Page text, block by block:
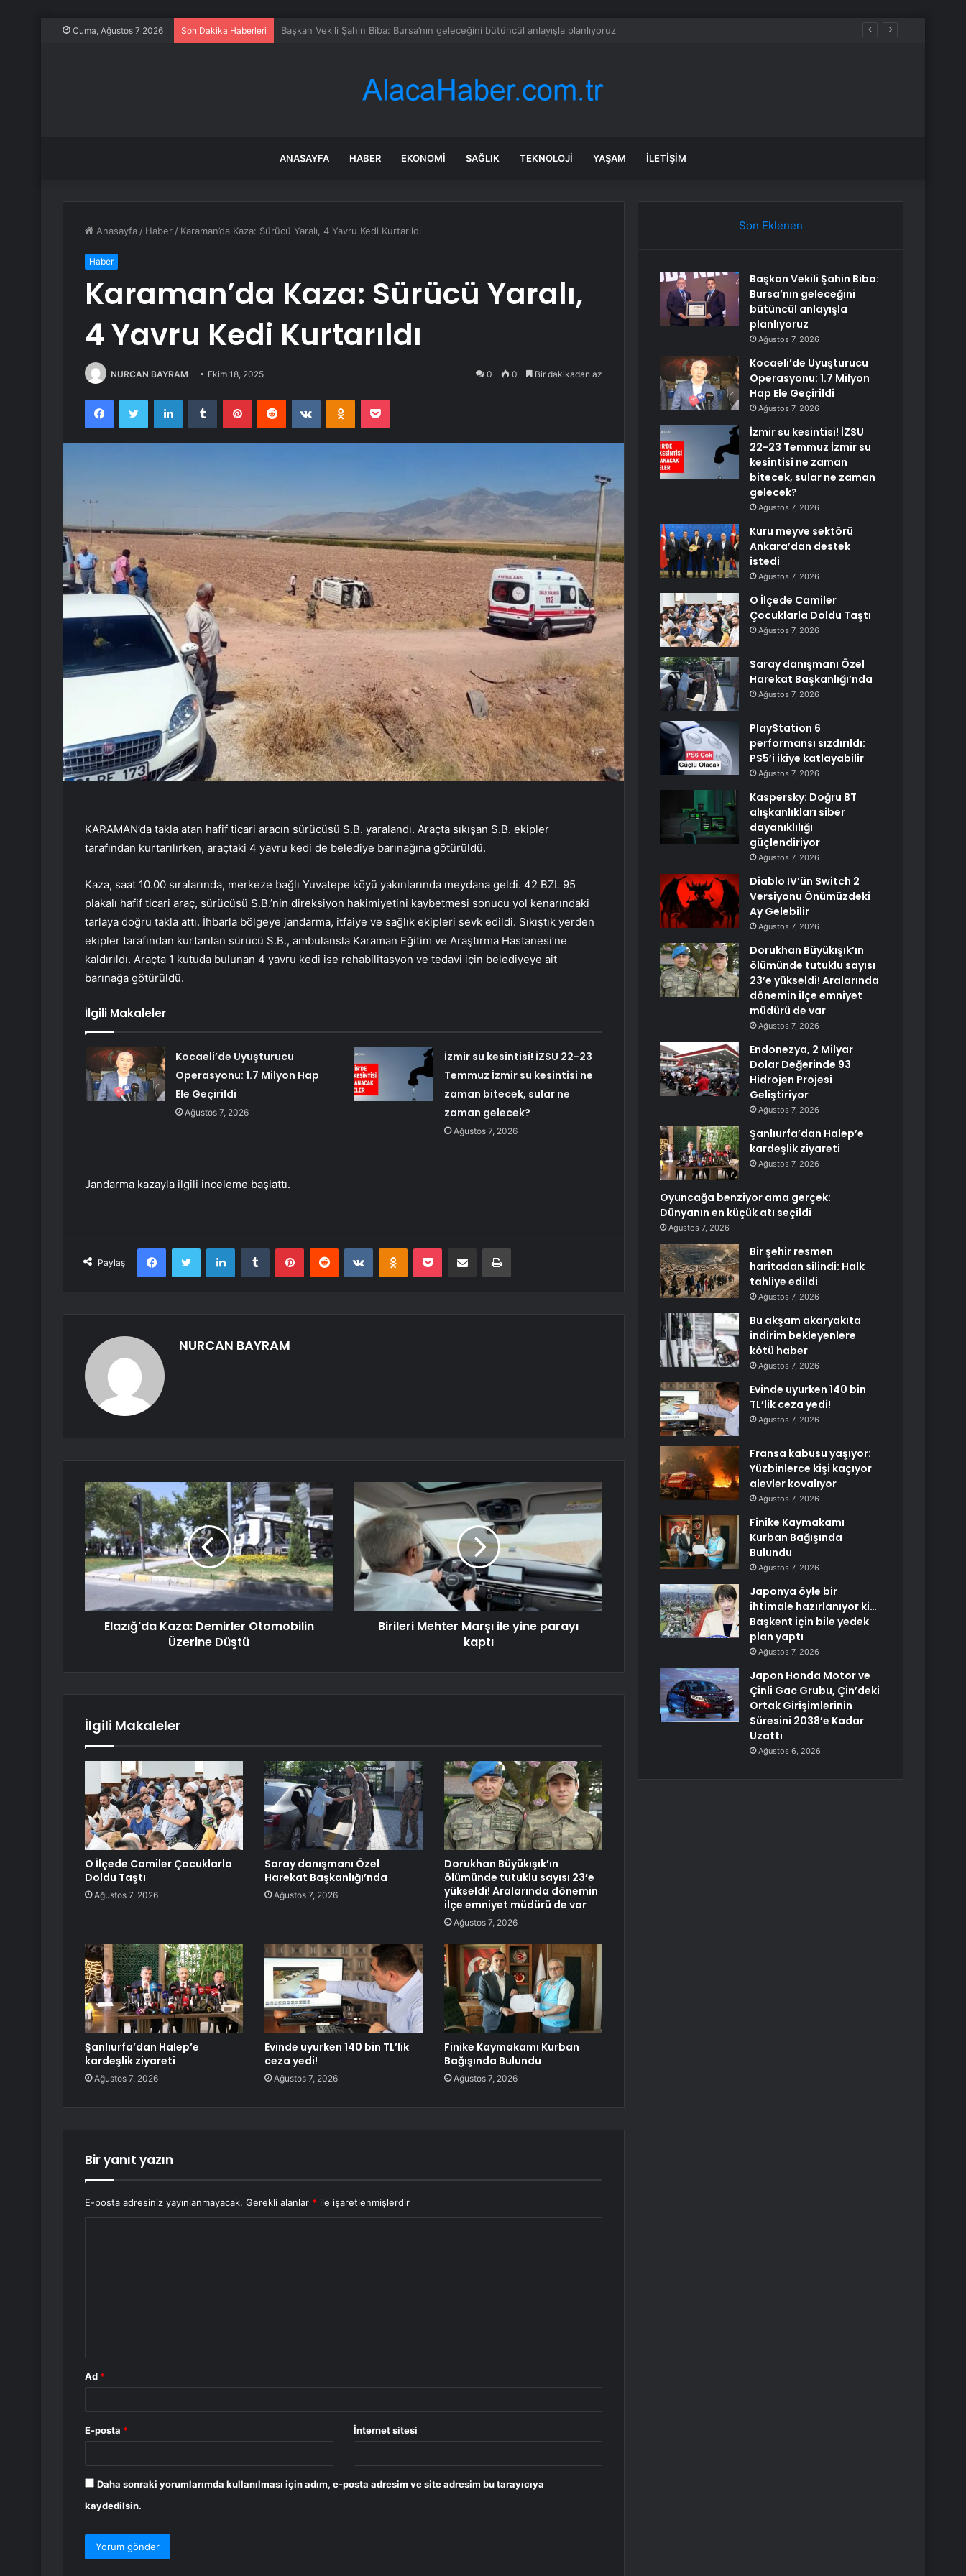
Cuma, Ağustos 7 2026 Son Dakika Haberleri Kocaeli’de Uyuşturucu Operasyonu: 1.7 Milyon Hap Ele Geçirildi
ANASAYFA HABER EKONOMI SAĞLIK TEKNOLOJI YAŞAM İLETIŞIM
Anasayfa / Haber / Karaman’da Kaza: Sürücü Yaralı, 4 Yavru Kedi Kurtarıldı
Haber
Karaman’da Kaza: Sürücü Yaralı,
4 Yavru Kedi Kurtarıldı
NURCAN BAYRAM Ekim 18, 2025 0 0 Bir dakikadan az
FacebookTwitter LinkedInTumblr PinterestReddit VKontakteOdnoklassniki
Pocket
KARAMAN’da takla atan hafif ticari aracın sürücüsü S.B. yaralandı. Araçta sıkışan S.B. ekipler
tarafından kurtarılırken, araçtaki 4 yavru kedi de belediye barınağına götürüldü.
Kaza, saat 10.00 sıralarında, merkeze bağlı Yuvatepe köyü yakınlarında meydana geldi. 42 BZL 95
plakalı hafif ticari araç, sürücüsü S.B.’nin direksiyon hakimiyetini kaybetmesi sonucu yol kenarındaki
tarlaya doğru takla attı. İhbarla bölgeye jandarma, itfaiye ve sağlık ekipleri sevk edildi. Sıkıştık yerden
ekipler tarafından kurtarılan sürücü S.B., ambulansla Karaman Eğitim ve Araştırma Hastanesi’ne
kaldırıldı. Araçta 1 kutuda bulunan 4 yavru kedi ise rehabilitasyon ve tedavi için belediyeye ait
barınağa götürüldü.
İlgili Makaleler
Kocaeli’de Uyuşturucu
Operasyonu: 1.7 Milyon Hap
Ele Geçirildi
Ağustos 7, 2026
İzmir su kesintisi! İZSU 22-23
Temmuz İzmir su kesintisi ne
zaman bitecek, sular ne
zaman gelecek?
Ağustos 7, 2026
Jandarma kazayla ilgili inceleme başlattı.
Paylaş
FacebookTwitter LinkedInTumblr PinterestReddit VKontakteOdnoklassniki
Pocket E-Posta ile paylaş Yazdır
NURCAN BAYRAM
Elazığ'da Kaza: Demirler Otomobilin
Üzerine Düştü
Birileri Mehter Marşı ile yine parayı
kaptı
İlgili Makaleler
O İlçede Camiler Çocuklarla
Doldu Taştı
Ağustos 7, 2026
Saray danışmanı Özel
Harekat Başkanlığı’nda
Ağustos 7, 2026
Dorukhan Büyükışık’ın
ölümünde tutuklu sayısı 23’e
yükseldi! Aralarında dönemin
ilçe emniyet müdürü de var
Ağustos 7, 2026
Şanlıurfa’dan Halep’e
kardeşlik ziyareti
Ağustos 7, 2026
Evinde uyurken 140 bin TL’lik
ceza yedi!
Ağustos 7, 2026
Finike Kaymakamı Kurban
Bağışında Bulundu
Ağustos 7, 2026
Bir yanıt yazın
E-posta adresiniz yayınlanmayacak. Gerekli alanlar * ile işaretlenmişlerdir
Ad *
E-posta * İnternet sitesi
Daha sonraki yorumlarımda kullanılması için adım, e-posta adresim ve site adresim bu tarayıcıya
kaydedilsin.
Son Eklenen
Başkan Vekili Şahin Biba:
Bursa’nın geleceğini
bütüncül anlayışla
planlıyoruz
Ağustos 7, 2026
Kocaeli’de Uyuşturucu
Operasyonu: 1.7 Milyon
Hap Ele Geçirildi
Ağustos 7, 2026
İzmir su kesintisi! İZSU
22-23 Temmuz İzmir su
kesintisi ne zaman
bitecek, sular ne zaman
gelecek?
Ağustos 7, 2026
Kuru meyve sektörü
Ankara’dan destek
istedi
Ağustos 7, 2026
O İlçede Camiler
Çocuklarla Doldu Taştı
Ağustos 7, 2026
Saray danışmanı Özel
Harekat Başkanlığı’nda
Ağustos 7, 2026
PlayStation 6
performansı sızdırıldı:
PS5’i ikiye katlayabilir
Ağustos 7, 2026
Kaspersky: Doğru BT
alışkanlıkları siber
dayanıklılığı
güçlendiriyor
Ağustos 7, 2026
Diablo IV’ün Switch 2
Versiyonu Önümüzdeki
Ay Gelebilir
Ağustos 7, 2026
Dorukhan Büyükışık’ın
ölümünde tutuklu sayısı
23’e yükseldi! Aralarında
dönemin ilçe emniyet
müdürü de var
Ağustos 7, 2026
Endonezya, 2 Milyar
Dolar Değerinde 93
Hidrojen Projesi
Geliştiriyor
Ağustos 7, 2026
Şanlıurfa’dan Halep’e
kardeşlik ziyareti
Ağustos 7, 2026
Oyuncağa benziyor ama gerçek:
Dünyanın en küçük atı seçildi
Ağustos 7, 2026
Bir şehir resmen
haritadan silindi: Halk
tahliye edildi
Ağustos 7, 2026
Bu akşam akaryakıta
indirim bekleyenlere
kötü haber
Ağustos 7, 2026
Evinde uyurken 140 bin
TL’lik ceza yedi!
Ağustos 7, 2026
Fransa kabusu yaşıyor:
Yüzbinlerce kişi kaçıyor
alevler kovalıyor
Ağustos 7, 2026
Finike Kaymakamı
Kurban Bağışında
Bulundu
Ağustos 7, 2026
Japonya öyle bir
ihtimale hazırlanıyor ki…
Başkent için bile yedek
plan yaptı
Ağustos 7, 2026
Japon Honda Motor ve
Çinli Gac Grubu, Çin’deki
Ortak Girişimlerinin
Süresini 2038’e Kadar
Uzattı
Ağustos 6, 2026